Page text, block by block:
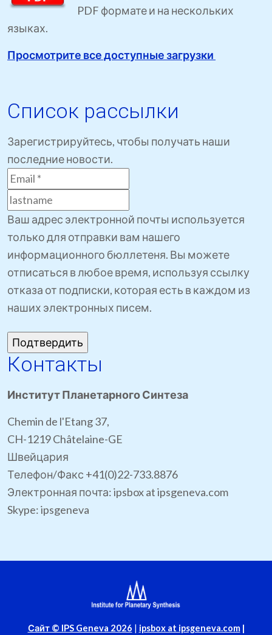
PDF формате и на нескольких
языках.
Просмотрите все доступные загрузки
Список рассылки
Зарегистрируйтесь, чтобы получать наши
последние новости.
Ваш адрес электронной почты используется
только для отправки вам нашего
информационного бюллетеня. Вы можете
отписаться в любое время, используя ссылку
отказа от подписки, которая есть в каждом из
наших электронных писем.
Контакты
Институт Планетарного Синтеза
Chemin de l'Etang 37,
CH-1219 Châtelaine-GE
Швейцария
Телефон/Факс +41(0)22-733.8876
Электронная почта: ipsbox at ipsgeneva.com
Skype: ipsgeneva
Сайт © IPS Geneva 2026 | ipsbox at ipsgeneva.com|